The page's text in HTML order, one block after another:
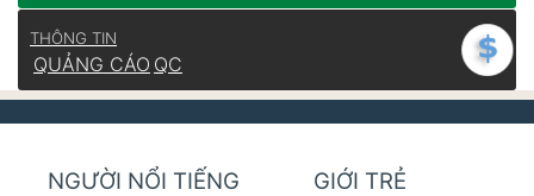
THÔNG TIN
QUẢNG CÁO QC
NGƯỜI NỔI TIẾNG GIỚI TRẺ